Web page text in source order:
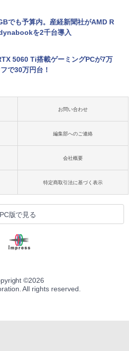
でも予算内。産経新聞社がAMD R
を2千台導入
5060 Ti搭載ゲーミングPCが7万
で30万円台！
お問い合わせ
編集部へのご連絡
会社概要
特定商取引法に基づく表示
PC版で見る
©2026
All rights reserved.